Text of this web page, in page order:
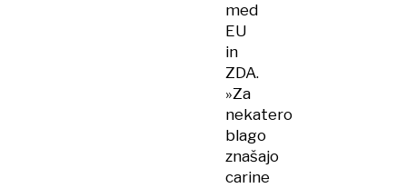
med
EU
in
ZDA.
»Za
nekatero
blago
znašajo
carine